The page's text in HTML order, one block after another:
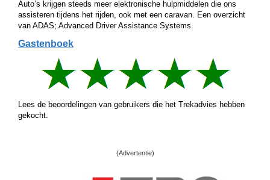
Auto’s krijgen steeds meer elektronische hulpmiddelen die ons
assisteren tijdens het rijden, ook met een caravan. Een overzicht
van ADAS; Advanced Driver Assistance Systems.
Gastenboek
Lees de beoordelingen van gebruikers die het Trekadvies hebben
gekocht.
(Advertentie)